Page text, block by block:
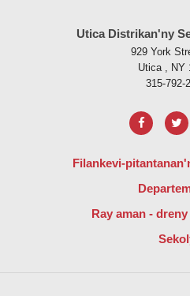
Utica Distrikan'ny
929 York
Utica , NY
315-792-
Filankevi-
Ray aman -